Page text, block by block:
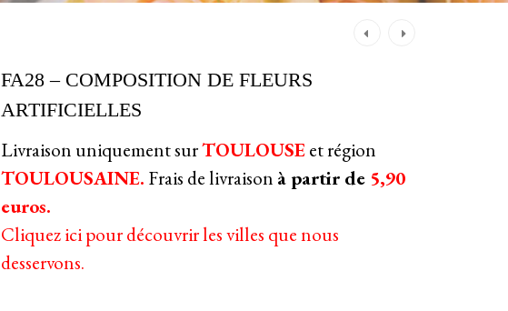
FA28 – COMPOSITION DE FLEURS
ARTIFICIELLES
Livraison uniquement surTOULOUSEet région
TOULOUSAINE. Frais de livraison à partir de 5,90
euros.
Cliquez ici pour découvrir les villes que nous
desservons.